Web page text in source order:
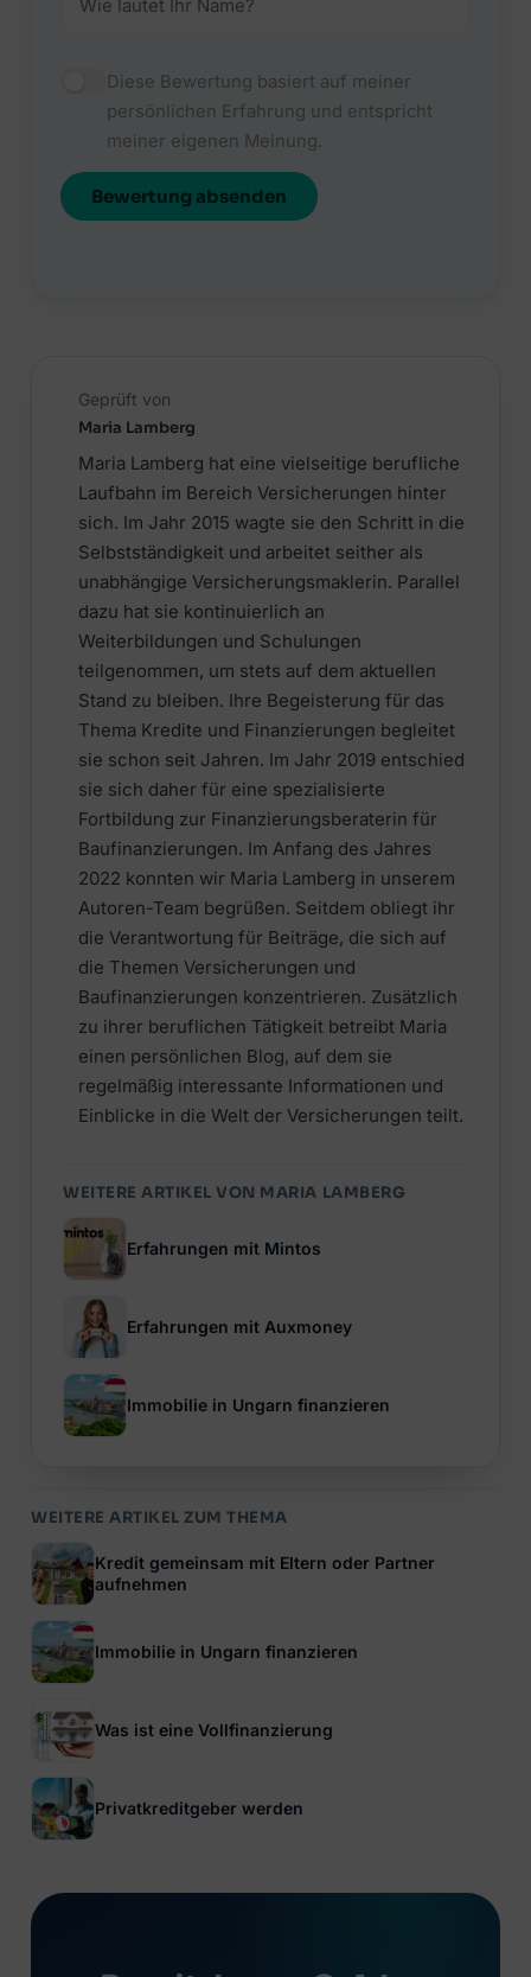
Diese Bewertung basiert auf meiner
persönlichen Erfahrung und entspricht
meiner eigenen Meinung.
Bewertung absenden
Geprüft von
Maria Lamberg
Maria Lamberg hat eine vielseitige berufliche
Laufbahn im Bereich Versicherungen hinter
sich. Im Jahr 2015 wagte sie den Schritt in die
Selbstständigkeit und arbeitet seither als
unabhängige Versicherungsmaklerin. Parallel
dazu hat sie kontinuierlich an
Weiterbildungen und Schulungen
teilgenommen, um stets auf dem aktuellen
Stand zu bleiben. Ihre Begeisterung für das
Thema Kredite und Finanzierungen begleitet
sie schon seit Jahren. Im Jahr 2019 entschied
sie sich daher für eine spezialisierte
Fortbildung zur Finanzierungsberaterin für
Baufinanzierungen. Im Anfang des Jahres
2022 konnten wir Maria Lamberg in unserem
Autoren-Team begrüßen. Seitdem obliegt ihr
die Verantwortung für Beiträge, die sich auf
die Themen Versicherungen und
Baufinanzierungen konzentrieren. Zusätzlich
zu ihrer beruflichen Tätigkeit betreibt Maria
einen persönlichen Blog, auf dem sie
regelmäßig interessante Informationen und
Einblicke in die Welt der Versicherungen teilt.
WEITERE ARTIKEL VON MARIA LAMBERG
Erfahrungen mit Mintos
Erfahrungen mit Auxmoney
Immobilie in Ungarn finanzieren
WEITERE ARTIKEL ZUM THEMA
Kredit gemeinsam mit Eltern oder Partner
aufnehmen
Immobilie in Ungarn finanzieren
Was ist eine Vollfinanzierung
Privatkreditgeber werden